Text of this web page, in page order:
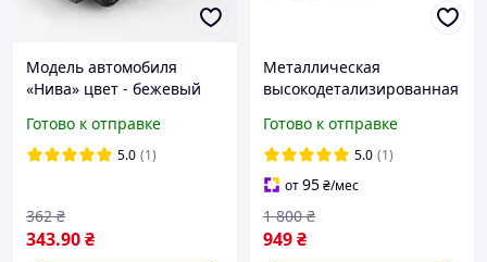
Модель автомобиля
«Нива» цвет - бежевый
Готово к отправке
5.0 (1)
343.90₴
362 ₴
Металлическая
высокодетализированная
TOYOTA Corolla AE86
Sprinter, 1 : 32, на
батарейках
Готово к отправке
5.0 (1)
от95₴/мес
949₴
1 800 ₴